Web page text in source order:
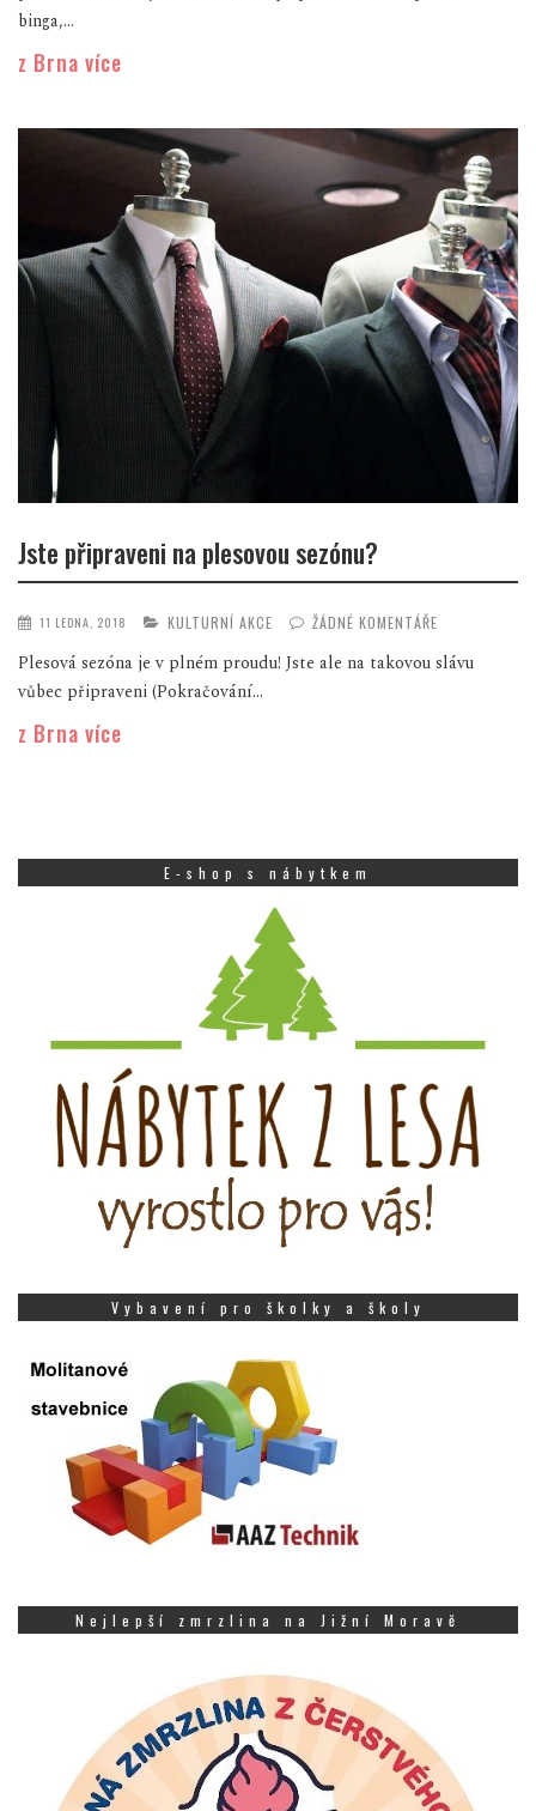
binga,...
z Brna více
Jste připraveni na plesovou sezónu?
11 LEDNA, 2018 KULTURNÍ AKCE ŽÁDNÉ KOMENTÁŘE
Plesová sezóna je v plném proudu! Jste ale na takovou slávu
vůbec připraveni (Pokračování...
z Brna více
E-shop s nábytkem
Vybavení pro školky a školy
Nejlepší zmrzlina na Jižní Moravě